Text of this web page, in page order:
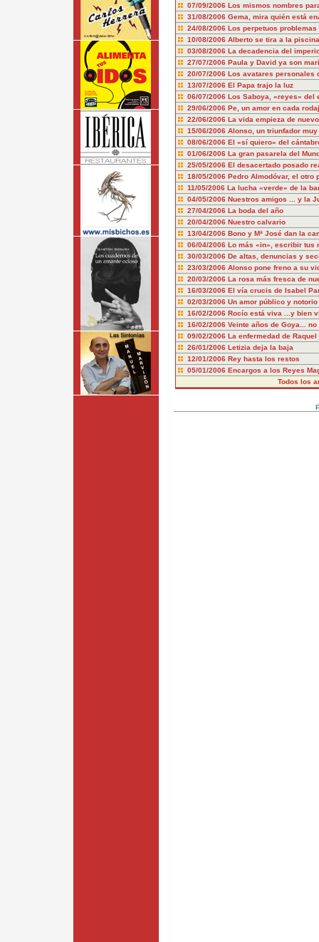
07/09/2006 Los mismos nombres
31/08/2006 Gema, mira quién está
24/08/2006 Los perpetuos problemas
10/08/2006 Alberto se tira a la
03/08/2006 La decadencia del
27/07/2006 Paula y David ya son
20/07/2006 Los avatares personales
13/07/2006 El Papa trajo la luz
06/07/2006 Los Saboya, «reyes» del
29/06/2006 Pe, un amor en cada
22/06/2006 La vida empieza de
15/06/2006 Alonso, un triunfador
08/06/2006 El «sí quiero» del
01/06/2006 La gran pasarela del
25/05/2006 El desacertado posado
18/05/2006 Pedro Almodóvar, el otro
11/05/2006 La lucha «verde» de la
04/05/2006 Nuestros amigos ... y la
27/04/2006 La boda del año
20/04/2006 Nuestro calvario
13/04/2006 Bono y Mª José dan la
06/04/2006 Lo más «in», escribir tus
30/03/2006 De altas, denuncias y
23/03/2006 Alonso pone freno a su
20/03/2006 La rosa más fresca de
16/03/2006 El vía crucis de Isabel
02/03/2006 Un amor público y notorio
16/02/2006 Rocío está viva ...y bien
16/02/2006 Veinte años de Goya... no
09/02/2006 La enfermedad de Raquel
26/01/2006 Letizia deja la baja
12/01/2006 Rey hasta los restos
05/01/2006 Encargos a los Reyes
Todos los